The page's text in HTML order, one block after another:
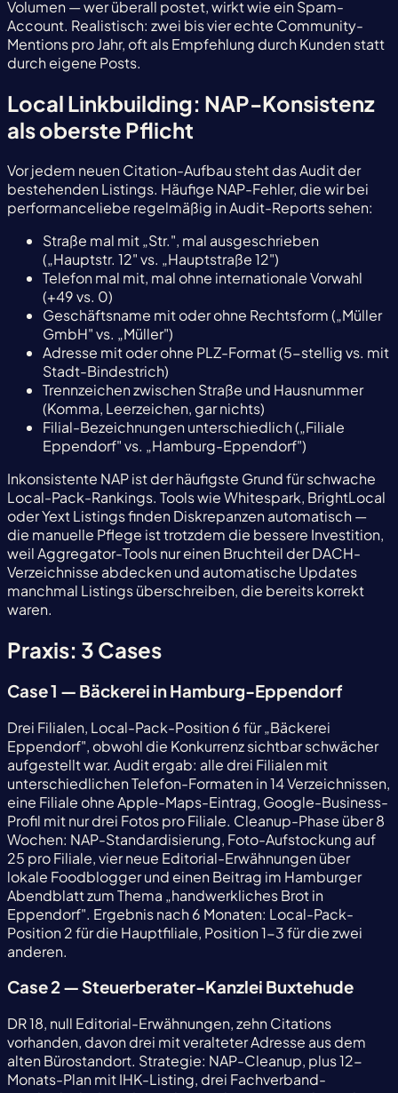
Volumen — wer überall postet, wirkt wie ein Spam-
Account. Realistisch: zwei bis vier echte Community-
Mentions pro Jahr, oft als Empfehlung durch Kunden statt
durch eigene Posts.
Local Linkbuilding: NAP-Konsistenz
als oberste Pflicht
Vor jedem neuen Citation-Aufbau steht das Audit der
bestehenden Listings. Häufige NAP-Fehler, die wir bei
performanceliebe regelmäßig in Audit-Reports sehen:
Straße mal mit „Str.", mal ausgeschrieben
(„Hauptstr. 12" vs. „Hauptstraße 12")
Telefon mal mit, mal ohne internationale Vorwahl
(+49 vs. 0)
Geschäftsname mit oder ohne Rechtsform („Müller
GmbH" vs. „Müller")
Adresse mit oder ohne PLZ-Format (5-stellig vs. mit
Stadt-Bindestrich)
Trennzeichen zwischen Straße und Hausnummer
(Komma, Leerzeichen, gar nichts)
Filial-Bezeichnungen unterschiedlich („Filiale
Eppendorf" vs. „Hamburg-Eppendorf")
Inkonsistente NAP ist der häufigste Grund für schwache
Local-Pack-Rankings. Tools wie Whitespark, BrightLocal
oder Yext Listings finden Diskrepanzen automatisch —
die manuelle Pflege ist trotzdem die bessere Investition,
weil Aggregator-Tools nur einen Bruchteil der DACH-
Verzeichnisse abdecken und automatische Updates
manchmal Listings überschreiben, die bereits korrekt
waren.
Praxis: 3 Cases
Case 1 — Bäckerei in Hamburg-Eppendorf
Drei Filialen, Local-Pack-Position 6 für „Bäckerei
Eppendorf", obwohl die Konkurrenz sichtbar schwächer
aufgestellt war. Audit ergab: alle drei Filialen mit
unterschiedlichen Telefon-Formaten in 14 Verzeichnissen,
eine Filiale ohne Apple-Maps-Eintrag, Google-Business-
Profil mit nur drei Fotos pro Filiale. Cleanup-Phase über 8
Wochen: NAP-Standardisierung, Foto-Aufstockung auf
25 pro Filiale, vier neue Editorial-Erwähnungen über
lokale Foodblogger und einen Beitrag im Hamburger
Abendblatt zum Thema „handwerkliches Brot in
Eppendorf". Ergebnis nach 6 Monaten: Local-Pack-
Position 2 für die Hauptfiliale, Position 1-3 für die zwei
anderen.
Case 2 — Steuerberater-Kanzlei Buxtehude
DR 18, null Editorial-Erwähnungen, zehn Citations
vorhanden, davon drei mit veralteter Adresse aus dem
alten Bürostandort. Strategie: NAP-Cleanup, plus 12-
Monats-Plan mit IHK-Listing, drei Fachverband-